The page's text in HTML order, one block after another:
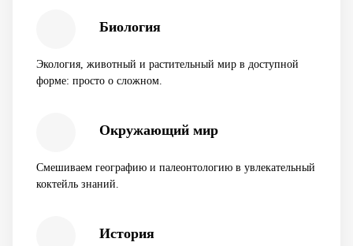
Биология
Экология, животный и растительный мир в доступной
форме: просто о сложном.
Окружающий мир
Смешиваем географию и палеонтологию в увлекательный
коктейль знаний.
История